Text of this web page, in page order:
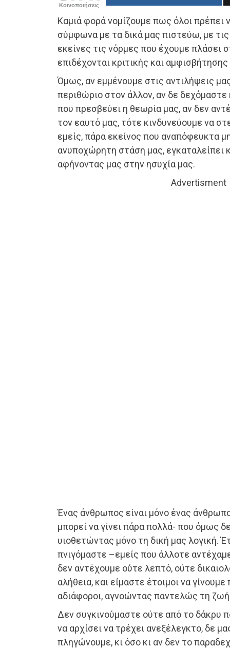
Κοινοποιήσεις
Καμιά φορά νομίζουμε πως όλοι πρέπει
σύμφωνα με τα δικά μας πιστεύω, με τις
εκείνες τις νόρμες που έχουμε πλάσει
επιδέχονται κριτικής και
Όμως, αν εμμένουμε στις αντιλήψεις
περιθώριο στον άλλον, αν δε
που πρεσβεύει η θεωρία μας, αν δεν
τον εαυτό μας, τότε κινδυνεύουμε να
εμείς, πάρα εκείνος που αναπόφευκτα
ανυποχώρητη στάση μας, εγκαταλείπει
αφήνοντας μας στην ησυχία μας.
Advertisment
Ένας άνθρωπος είναι μόνο ένας
μπορεί να γίνει πάρα πολλά- που όμως
υιοθετώντας μόνο τη δική μας λογική.
πνιγόμαστε –εμείς που άλλοτε
δεν αντέχουμε ούτε λεπτό, ούτε
αλήθεια, και είμαστε έτοιμοι να
αδιάφοροι, αγνοώντας παντελώς τη
Δεν συγκινούμαστε ούτε από το δάκρυ
να αρχίσει να τρέχει ανεξέλεγκτο, δε
πληγώνουμε, κι όσο κι αν δεν το